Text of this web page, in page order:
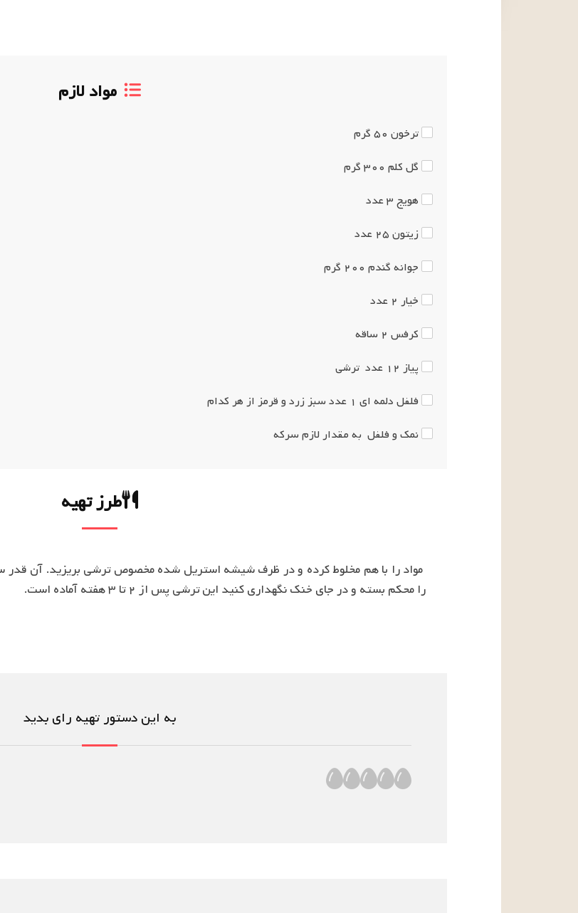
مواد لازم
ترخون ۵۰ گرم
گل کلم ۳۰۰ گرم
هویج ۳عدد
زیتون ۲۵ عدد
جوانه گندم ۲۰۰ گرم
خیار ۲ عدد
کرفس ۲ ساقه
پیاز ۱۲ عدد ترشی
فلفل دلمه ای ۱ عدد سبز زرد و قرمز از هر کدام
نمک و فلفل به مقدار لازم سرکه
طرز تهیه
را محکم بسته و در جای خنک نگهداری کنید این ترشی پس از ۲ تا ۳ هفته آماده است.
به این دستور تهیه رای بدید